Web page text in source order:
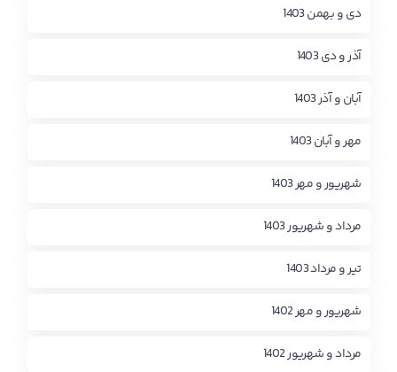
دی و بهمن 1403
آذر و دی 1403
آبان و آذر 1403
مهر و آبان 1403
شهریور و مهر 1403
مرداد و شهریور 1403
تیر و مرداد 1403
شهریور و مهر 1402
مرداد و شهریور 1402